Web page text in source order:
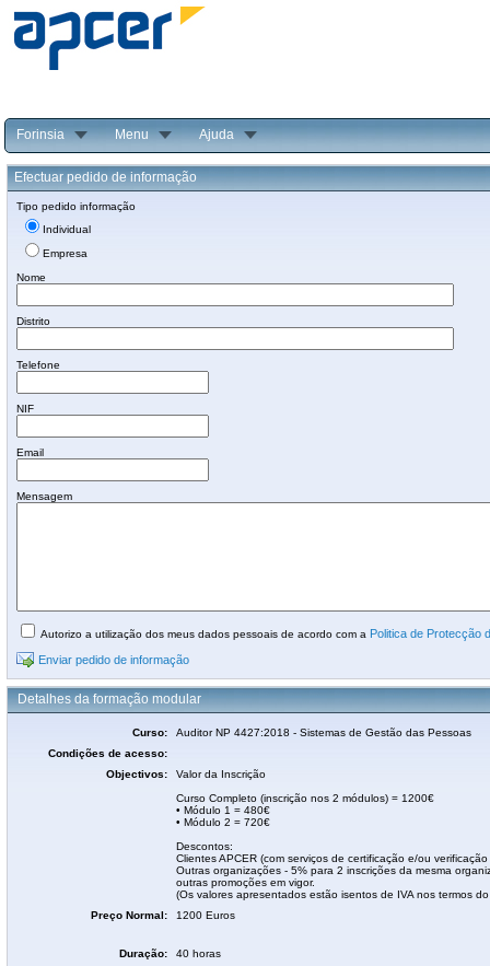
Forinsia Menu Ajuda
Efectuar pedido de informação
Tipo pedido informação
Individual
Empresa
Nome
Distrito
Telefone
NIF
Email
Mensagem
Autorizo a utilização dos meus dados pessoais de acordo com a Politica de Protecção
Enviar pedido de informação
Detalhes da formação modular
Curso:
Auditor NP 4427:2018 - Sistemas de Gestão das Pessoas
Condições de acesso:
Objectivos:
Valor da Inscrição
Curso Completo (inscrição nos 2 módulos) = 1200€
• Módulo 1 = 480€
• Módulo 2 = 720€
Descontos:
Clientes APCER (com serviços de certificação e/ou
Outras organizações - 5% para 2 inscrições da mesma
outras promoções em vigor.
(Os valores apresentados estão isentos de IVA nos termos
Preço Normal:
1200 Euros
Duração:
40 horas